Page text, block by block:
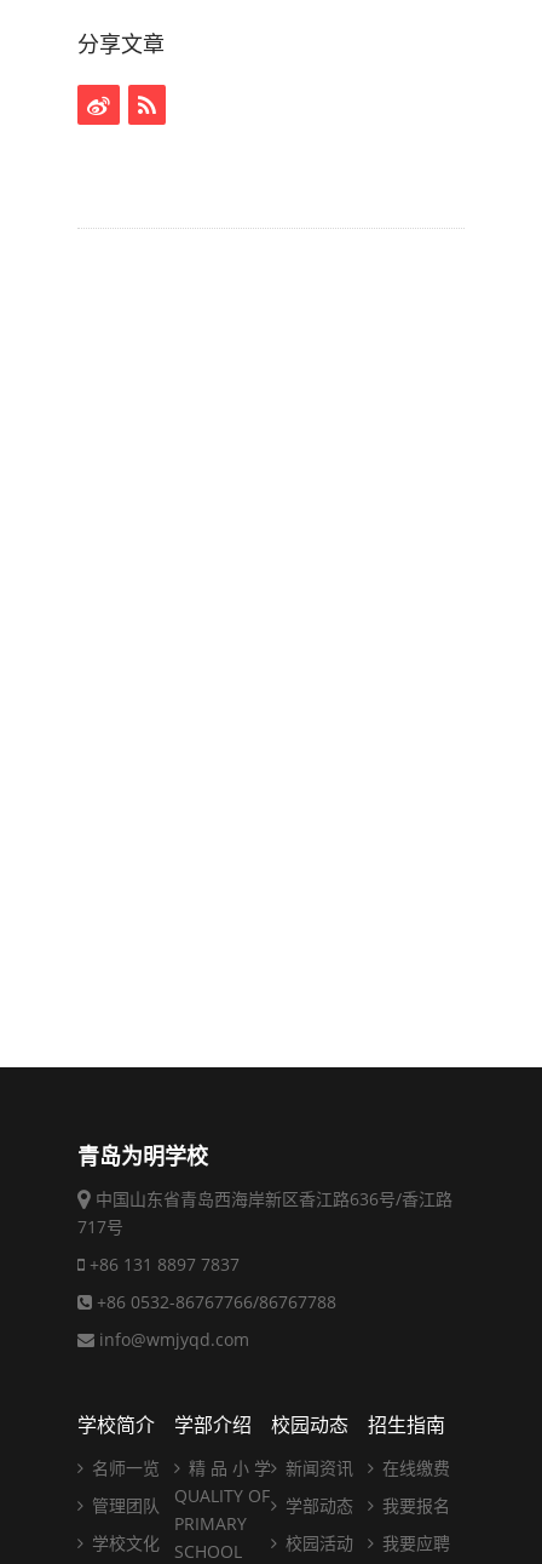
分享文章
青岛为明学校
中国山东省青岛西海岸新区香江路636号/香江路
717号
+86 131 8897 7837
+86 0532-86767766/86767788
info@wmjyqd.com
学校简介
名师一览
管理团队
学校文化
学部介绍
精 品 小 学
QUALITY OF
PRIMARY
SCHOOL
校园动态
新闻资讯
学部动态
校园活动
招生指南
在线缴费
我要报名
我要应聘